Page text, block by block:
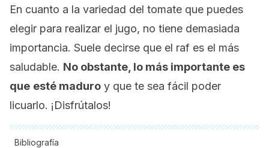
En cuanto a la variedad del tomate que puedes
elegir para realizar el jugo, no tiene demasiada
importancia. Suele decirse que el raf es el más
saludable. No obstante, lo más importante es
que esté maduro y que te sea fácil poder
licuarlo. ¡Disfrútalos!
Bibliografía